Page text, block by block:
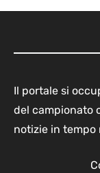
Il portale si
del campionato
notizie in tempo